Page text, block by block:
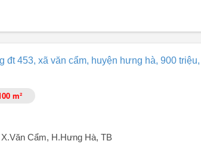
thể vào tận trong xưởng.
đt 453, xã văn cẩm, huyện hưng hà, 900
m²
Cẩm, H.Hưng Hà, TB